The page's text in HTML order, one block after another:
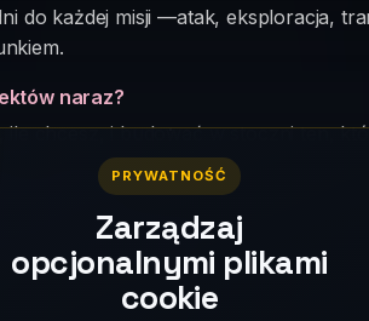
do każdej misji —atak, eksploracja,
naraz?
chcesz, i budować w stoczni ten,
na walkę?
zaprojektowanymi statkami może
szczegół.
PRYWATNOŚĆ
Zarządzaj
opcjonalnymi plikami
cookie